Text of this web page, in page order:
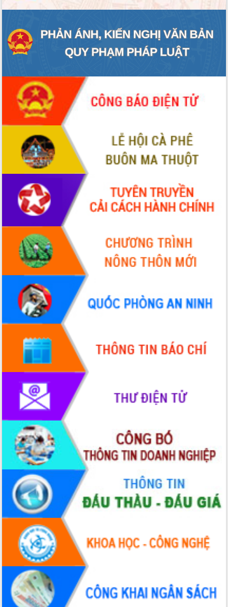
Trình diễn nghệ thuật chế biến các
Đắk Lắk công bố Quy hoạch và xúc
tiến đầu tư tỉnh
Ngành cá ngừ Đắk Lắk chủ động thích
Diễn đàn Kinh tế tư nhân Việt Nam đột
phá cơ chế - Hợp tác công tư
Đề án 06 tạo bước ngoặt đột phá trong
cải cách hành chính tỉnh Đắk Lắk
Kết nối tour, đẩy mạnh chuyển đổi số
để phát triển du lịch Đắk Lắk
Khởi động Dự án Đầu tư xây dựng hạ
tầng kỹ thuật Cụm công nghiệp Tân
Gặp mặt các cơ quan báo chí nhân Kỷ
niệm 101 năm Ngày Báo chí Cách
mạng Việt Nam
Đắk Lắk sơ kết 4 năm triển khai thực
hiện Đề án 06 của Chính phủ
Họp báo thông tin về Hội nghị Công bố
Quy hoạch và Xúc tiến đầu tư tỉnh Đắk
Khơi thông điểm nghẽn, đẩy nhanh
giải ngân vốn khắc phục thiên tai
HĐND tỉnh thông qua điều chỉnh Quy
hoạch tỉnh thời kỳ 2021-2030
Hội thảo góp ý hồ sơ điều chỉnh quy
hoạch tỉnh Đắk Lắk thời kỳ 2021-2030,
tầm nhìn đến năm 2050
Nâng cao hiệu quả hoạt động của các
doanh nghiệp nhà nước
Hội nghị triển khai kết nối mạng
truyền số liệu chuyên dùng phục vụ cơ
quan Đảng, Nhà nước
Lễ phát động chuỗi hoạt động chung
tay làm sạch môi trường
Xã Ea Kar bước chuyển mình trong
công tác cải cách hành chính mô hình
mới
UBND tỉnh họp báo định kỳ tháng 4
năm 2026
Hội thảo khoa học “Giải pháp thúc đẩy
phát triển nền kinh tế xanh tại tỉnh
Đắk Lắk”
Tăng cường giám sát, đôn đốc thực
hiện nhiệm vụ quản lý tài sản công
hàng tuần
Tháo gỡ những vướng mắc, đẩy mạnh
công tác cải cách thủ tục hành chính
tại Trung tâm Phục vụ hành chính
công tỉnh
Đắk Lắk: Tôn vinh 46 giải pháp tại Hội
thi Sáng tạo Kỹ thuật 2024 - 2025